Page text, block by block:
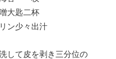
大匙二杯
ン少々出汁
して皮を剥き三分位の